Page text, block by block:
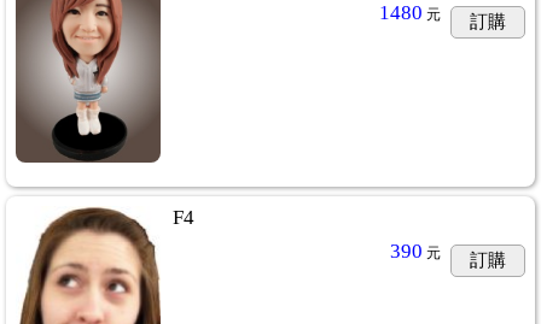
1480 元 訂購
F4
390 元 訂購